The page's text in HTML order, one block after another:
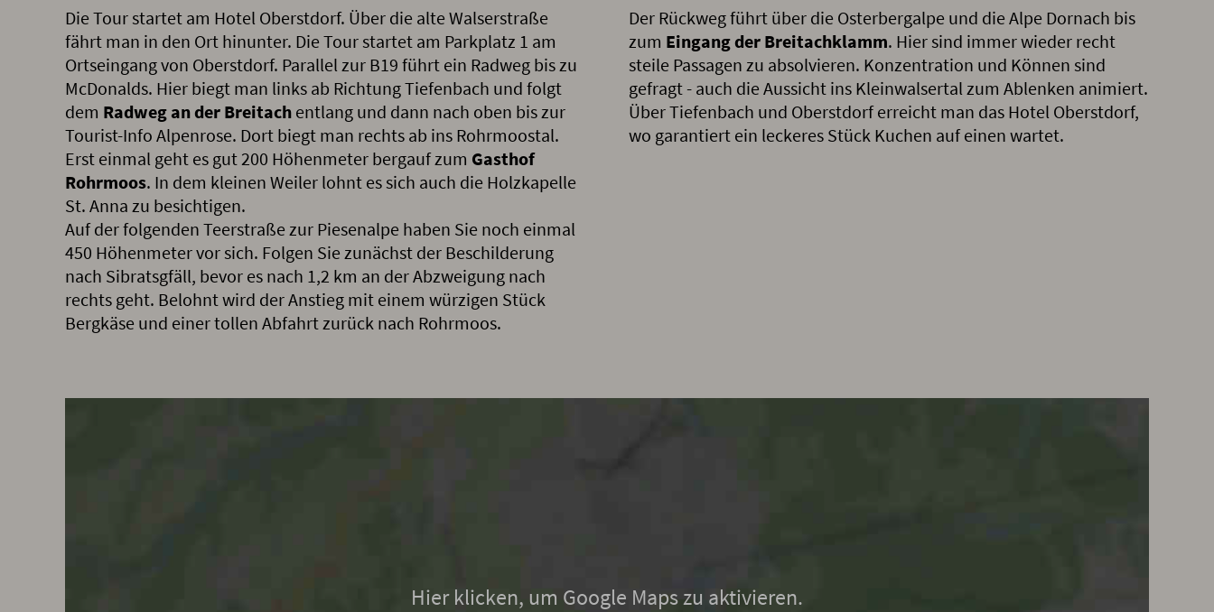
Die Tour startet am Hotel Oberstdorf. Über die alte Walserstraße
fährt man in den Ort hinunter. Die Tour startet am Parkplatz 1 am
Ortseingang von Oberstdorf. Parallel zur B19 führt ein Radweg bis zu
McDonalds. Hier biegt man links ab Richtung Tiefenbach und folgt
dem Radweg an der Breitach entlang und dann nach oben bis zur
Tourist-Info Alpenrose. Dort biegt man rechts ab ins Rohrmoostal.
Erst einmal geht es gut 200 Höhenmeter bergauf zum Gasthof
Rohrmoos. In dem kleinen Weiler lohnt es sich auch die Holzkapelle
St. Anna zu besichtigen.
Auf der folgenden Teerstraße zur Piesenalpe haben Sie noch einmal
450 Höhenmeter vor sich. Folgen Sie zunächst der Beschilderung
nach Sibratsgfäll, bevor es nach 1,2 km an der Abzweigung nach
rechts geht. Belohnt wird der Anstieg mit einem würzigen Stück
Bergkäse und einer tollen Abfahrt zurück nach Rohrmoos.
Der Rückweg führt über die Osterbergalpe und die Alpe Dornach bis
zum Eingang der Breitachklamm. Hier sind immer wieder recht
steile Passagen zu absolvieren. Konzentration und Können sind
gefragt - auch die Aussicht ins Kleinwalsertal zum Ablenken animiert.
Über Tiefenbach und Oberstdorf erreicht man das Hotel Oberstdorf,
wo garantiert ein leckeres Stück Kuchen auf einen wartet.
Hier klicken, um Google Maps zu aktivieren.